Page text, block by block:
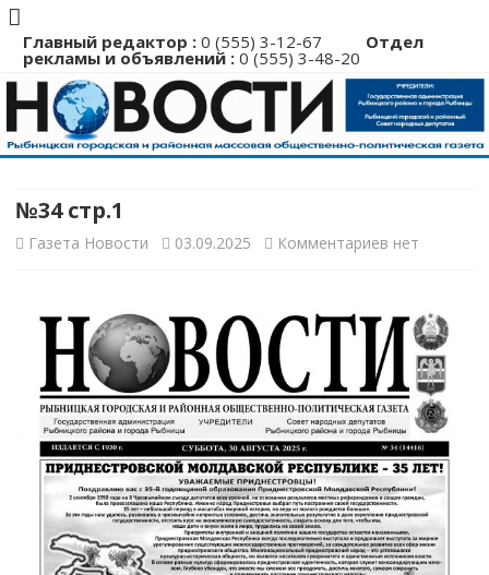
Главный редактор : 0 (555) 3-12-67 Отдел
рекламы и объявлений : 0 (555) 3-48-20
Перейти
№34 стр.1
Газета Новости 03.09.2025 Комментариев к
№34
стр.1
нет